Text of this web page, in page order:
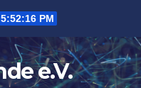
5:52:17 PM
e.V.